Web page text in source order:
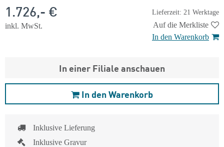
Lieferzeit: 21 Werktage
1.726,- €
inkl. MwSt.
Auf die Merkliste
In den Warenkorb
In einer Filiale anschauen
In den Warenkorb
Inklusive Lieferung
Inklusive Gravur